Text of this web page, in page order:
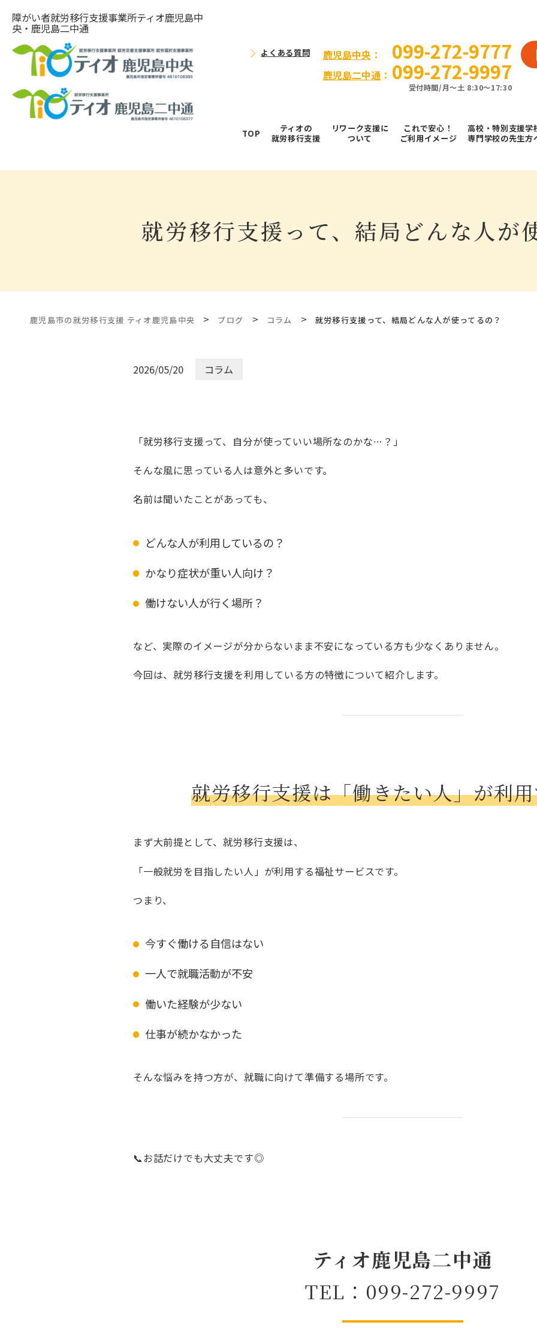
障がい者就労移⾏⽀援事業所ティオ⿅児島中
央・鹿児島二中通
よくある質問 ⿅児島中央 ： 099-272-9777
鹿児島二中通： 099-272-9997
受付時間/⽉〜⼟ 8:30～17:30
TOP
ティオの
就労移⾏⽀援
リワーク支援に
ついて
これで安⼼！
ご利⽤イメージ
高校・特別支援学
専門学校の先生方
就労移行支援って、結局どんな人が
鹿児島市の就労移行支援 ティオ鹿児島中央 > ブログ > コラム > 就労移行支援って、結局どんな人が使ってるの？
2026/05/20 コラム
「就労移行支援って、自分が使っていい場所なのかな…？」
そんな風に思っている人は意外と多いです。
名前は聞いたことがあっても、
どんな人が利用しているの？
かなり症状が重い人向け？
働けない人が行く場所？
など、実際のイメージが分からないまま不安になっている方も少なくありません。
今回は、就労移行支援を利用している方の特徴について紹介します。
就労移行支援は「働きたい人」が利
まず大前提として、就労移行支援は、
「一般就労を目指したい人」が利用する福祉サービスです。
つまり、
今すぐ働ける自信はない
一人で就職活動が不安
働いた経験が少ない
仕事が続かなかった
そんな悩みを持つ方が、就職に向けて準備する場所です。
📞お話だけでも大丈夫です◎
ティオ鹿児島二中通
TEL：099-272-9997